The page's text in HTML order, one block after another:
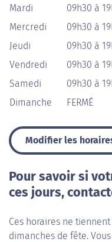
Mardi
09h30 à
Mercredi
09h30 à
Jeudi
09h30 à
Vendredi
09h30 à
Samedi
09h30 à
Dimanche
FERMÉ
Modifier les
Pour savoir si
ces jours,
Ces horaires ne
dimanches de fête.